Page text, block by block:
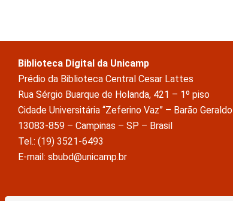
Biblioteca Digital da Unicamp
Prédio da Biblioteca Central Cesar Lattes
Rua Sérgio Buarque de Holanda, 421 – 1º piso
Cidade Universitária “Zeferino Vaz” – Barão Geraldo
13083-859 – Campinas – SP – Brasil
Tel.: (19) 3521-6493
E-mail: sbubd@unicamp.br